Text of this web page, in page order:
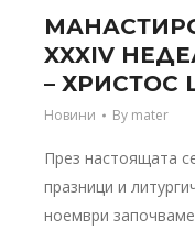
XXXIV
– ХРИСТОС
Новини By mater
През настоящата
празници и
ноември